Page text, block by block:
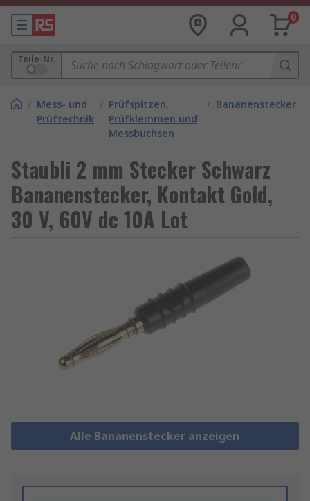
0
Teile-Nr.
/ Mess- und
Prüftechnik
/ Prüfspitzen,
Prüfklemmen und
Messbuchsen
/ Bananenstecker
Staubli 2 mm Stecker Schwarz
Bananenstecker, Kontakt Gold,
30 V, 60V dc 10A Lot
Alle Bananenstecker anzeigen